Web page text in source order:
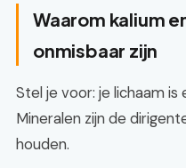
Waarom kalium
onmisbaar zijn
Stel je voor: je lichaam
Mineralen zijn de
houden.